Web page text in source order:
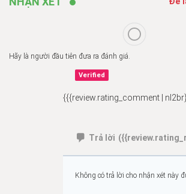
Hãy là người đầu tiên đưa ra đánh giá.
Verified
{{{review.rating_comment |
Trả lời
Không có trả lời cho nhận xét này